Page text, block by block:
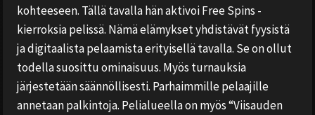
kohteeseen. Tällä tavalla hän aktivoi Free Spins -
kierroksia pelissä. Nämä elämykset yhdistävät fyysistä
ja digitaalista pelaamista erityisellä tavalla. Se on ollut
todella suosittu ominaisuus. Myös turnauksia
järjestetään säännöllisesti. Parhaimmille pelaajille
annetaan palkintoja. Pelialueella on myös “Viisauden